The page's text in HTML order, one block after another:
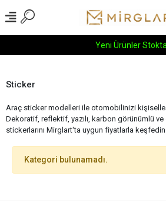
Yeni Ürünler
Sticker
Araç sticker modelleri ile otomobilinizi
Dekoratif, reflektif, yazılı, karbon görünümlü ve
stickerlarını Mirglart'ta uygun fiyatlarla
Kategori bulunamadı.